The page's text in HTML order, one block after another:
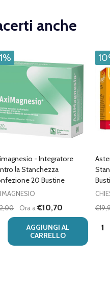
anche
- Integratore
la Stanchezza
20 Bustine
Ora a€10,70
AGGIUNGI AL
CARRELLO